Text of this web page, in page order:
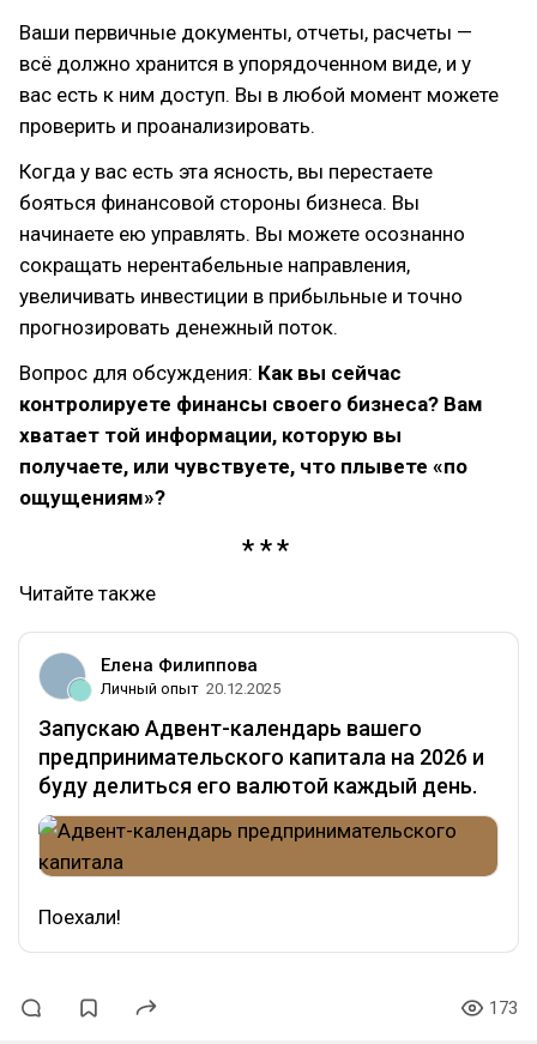
Ваши первичные документы, отчеты, расчеты —
всё должно хранится в упорядоченном виде, и у
вас есть к ним доступ. Вы в любой момент можете
проверить и проанализировать.
Когда у вас есть эта ясность, вы перестаете
бояться финансовой стороны бизнеса. Вы
начинаете ею управлять. Вы можете осознанно
сокращать нерентабельные направления,
увеличивать инвестиции в прибыльные и точно
прогнозировать денежный поток.
Вопрос для обсуждения: Как вы сейчас
контролируете финансы своего бизнеса? Вам
хватает той информации, которую вы
получаете, или чувствуете, что плывете «по
ощущениям»?
Читайте также
Елена Филиппова
Личный опыт 20.12.2025
Запускаю Адвент-календарь вашего
предпринимательского капитала на 2026 и
буду делиться его валютой каждый день.
Поехали!
173